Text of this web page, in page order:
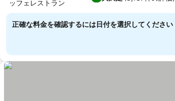
ッフェレストラン
正確な料金を確認するには日付を選択してください